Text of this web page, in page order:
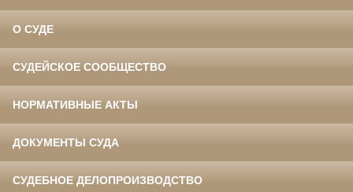
О СУДЕ
СУДЕЙСКОЕ СООБЩЕСТВО
НОРМАТИВНЫЕ АКТЫ
ДОКУМЕНТЫ СУДА
СУДЕБНОЕ ДЕЛОПРОИЗВОДСТВО